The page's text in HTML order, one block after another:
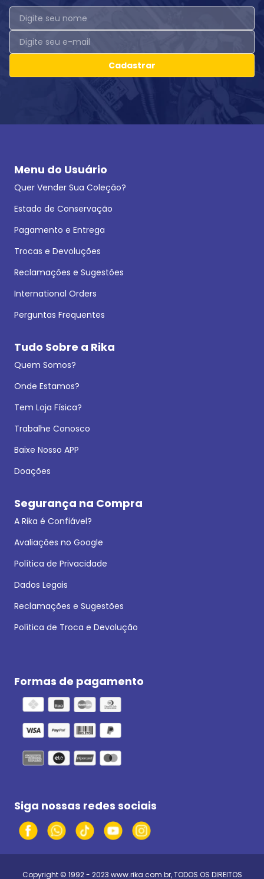
Cadastrar
Menu do Usuário
Quer Vender Sua Coleção?
Estado de Conservação
Pagamento e Entrega
Trocas e Devoluções
Reclamações e Sugestões
International Orders
Perguntas Frequentes
Tudo Sobre a Rika
Quem Somos?
Onde Estamos?
Tem Loja Física?
Trabalhe Conosco
Baixe Nosso APP
Doações
Segurança na Compra
A Rika é Confiável?
Avaliações no Google
Política de Privacidade
Dados Legais
Reclamações e Sugestões
Política de Troca e Devolução
Formas de pagamento
Siga nossas redes sociais
Copyright © 1992 - 2023 www.rika.com.br, TODOS OS DIREITOS